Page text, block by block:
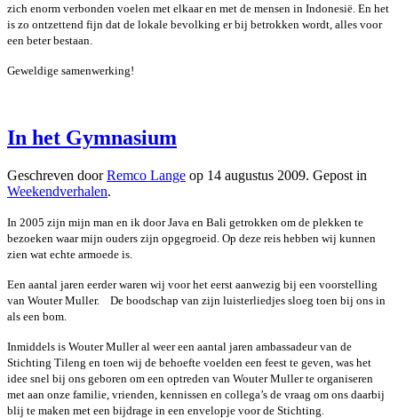
zich enorm verbonden voelen met elkaar en met de mensen in Indonesië. En het
is zo ontzettend fijn dat de lokale bevolking er bij betrokken wordt, alles voor
een beter bestaan.
Geweldige samenwerking!
In het Gymnasium
Geschreven doorRemco Lange op 14 augustus 2009. Gepost in
Weekendverhalen.
In 2005 zijn mijn man en ik door Java en Bali getrokken om de plekken te
bezoeken waar mijn ouders zijn opgegroeid. Op deze reis hebben wij kunnen
zien wat echte armoede is.
Een aantal jaren eerder waren wij voor het eerst aanwezig bij een voorstelling
van Wouter Muller. De boodschap van zijn luisterliedjes sloeg toen bij ons in
als een bom.
Inmiddels is Wouter Muller al weer een aantal jaren ambassadeur van de
Stichting Tileng en toen wij de behoefte voelden een feest te geven, was het
idee snel bij ons geboren om een optreden van Wouter Muller te organiseren
met aan onze familie, vrienden, kennissen en collega’s de vraag om ons daarbij
blij te maken met een bijdrage in een envelopje voor de Stichting.